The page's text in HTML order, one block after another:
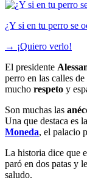
¿Y si en tu perro se
→ ¡Quiero verlo!
El presidente
perro en las calles
mucho respeto y
Son muchas las
Una que destaca es
Moneda, el palacio
La historia dice que
paró en dos patas y
saludo.